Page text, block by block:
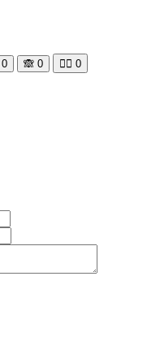
0 🙈 0 🧘‍♀️ 0